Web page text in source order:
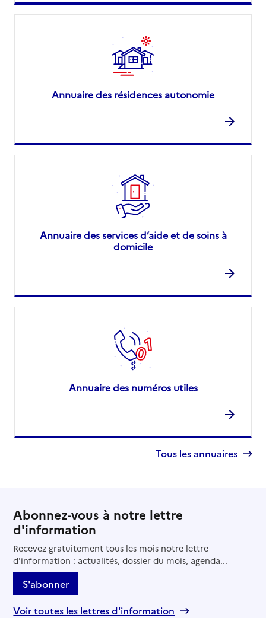
Annuaire des résidences autonomie
Annuaire des services d’aide et de soins à
domicile
Annuaire des numéros utiles
Tous les annuaires
Abonnez-vous à notre lettre
d'information
Recevez gratuitement tous les mois notre lettre
d'information : actualités, dossier du mois, agenda...
S'abonner
Voir toutes les lettres d'information